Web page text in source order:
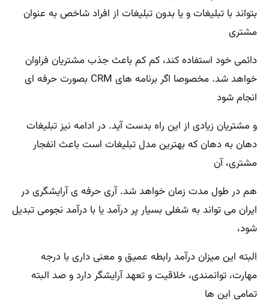
بتواند با تبلیغات و یا بدون تبلیغات از افراد شاخص به عنوان
مشتری
دائمی خود استفاده کند، کم کم باعث جذب مشتریان فراوان
خواهد شد. مخصوصا اگر برنامه های CRM بصورت حرفه ای
انجام شود
و مشتریان زیادی از این راه بدست آید. در ادامه نیز تبلیغات
دهان به دهان که بهترین مدل تبلیغات است باعث انفجار
مشتری، آن
هم در طول مدت زمان خواهد شد. آری حرفه ی آرایشگری در
ایران می تواند به شغلی بسیار پر درآمد یا با درآمد نجومی تبدیل
شود،
البته این میزان درآمد رابطه عمیق و معنی داری با درجه
مهارت، توانمندی، خلاقیت و تعهد آرایشگر دارد و صد البته
تمامی این ها